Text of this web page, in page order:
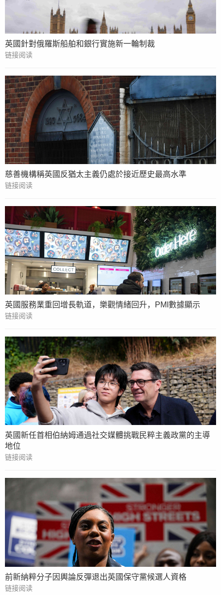
英國針對俄羅斯船舶和銀行實施新一輪制裁
链接阅读
慈善機構稱英國反猶太主義仍處於接近歷史最高水準
链接阅读
英國服務業重回增長軌道，樂觀情緒回升，PMI數據顯示
链接阅读
英國新任首相伯納姆通過社交媒體挑戰民粹主義政黨的主導
地位
链接阅读
前新納粹分子因輿論反彈退出英國保守黨候選人資格
链接阅读